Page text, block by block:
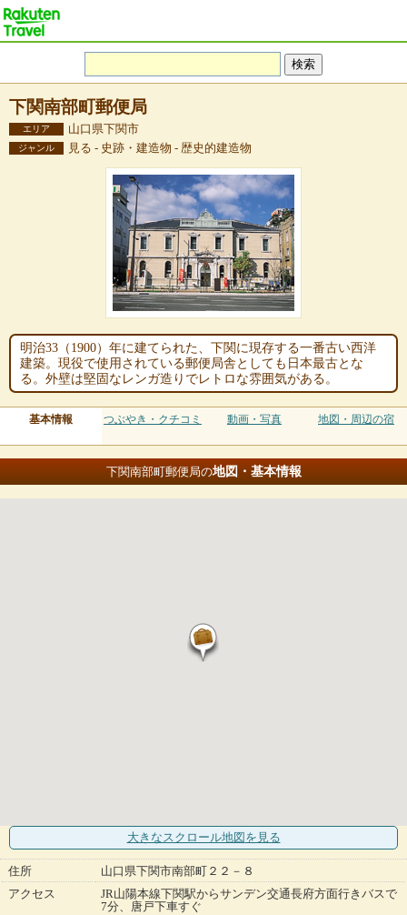
下関南部町郵便局
エリア 山口県下関市
ジャンル 見る - 史跡・建造物 - 歴史的建造物
明治33（1900）年に建てられた、下関に現存する一番古い西洋
建築。現役で使用されている郵便局舎としても日本最古とな
る。外壁は堅固なレンガ造りでレトロな雰囲気がある。
基本情報 つぶやき・クチコミ 動画・写真 地図・周辺の宿
下関南部町郵便局の地図・基本情報
大きなスクロール地図 を見る
住所
山口県下関市南部町２２－８
アクセス
JR山陽本線下関駅からサンデン交通長府方面行きバスで
7分、唐戸下車すぐ